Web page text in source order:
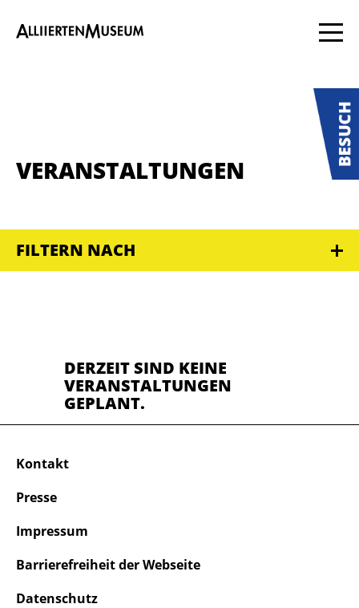
VERANSTALTUNGEN
FILTERN NACH
DERZEIT SIND KEINE
VERANSTALTUNGEN
GEPLANT.
Kontakt
Presse
Impressum
Barrierefreiheit der Webseite
Datenschutz